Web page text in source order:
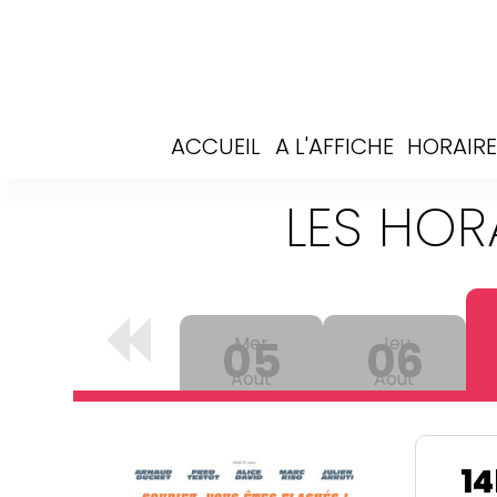
ACCUEIL A L'AFFICHE
LES
Mer
05
Aout
Jeu
06
Aout